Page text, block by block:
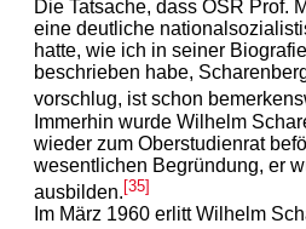
Die Tatsache, dass OSR Prof.
eine deutliche
hatte, wie ich in seiner
beschrieben habe,
vorschlug, ist schon
Immerhin wurde Wilhelm
wieder zum Oberstudienrat
wesentlichen Begründung, er
ausbilden.[35]
Im März 1960 erlitt Wilhelm